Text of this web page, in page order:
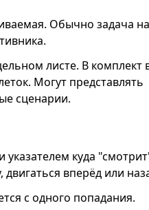
Обычно задача
листе. В комплект
Могут представлять
сценарии.
куда
вперёд или
с одного попадания.